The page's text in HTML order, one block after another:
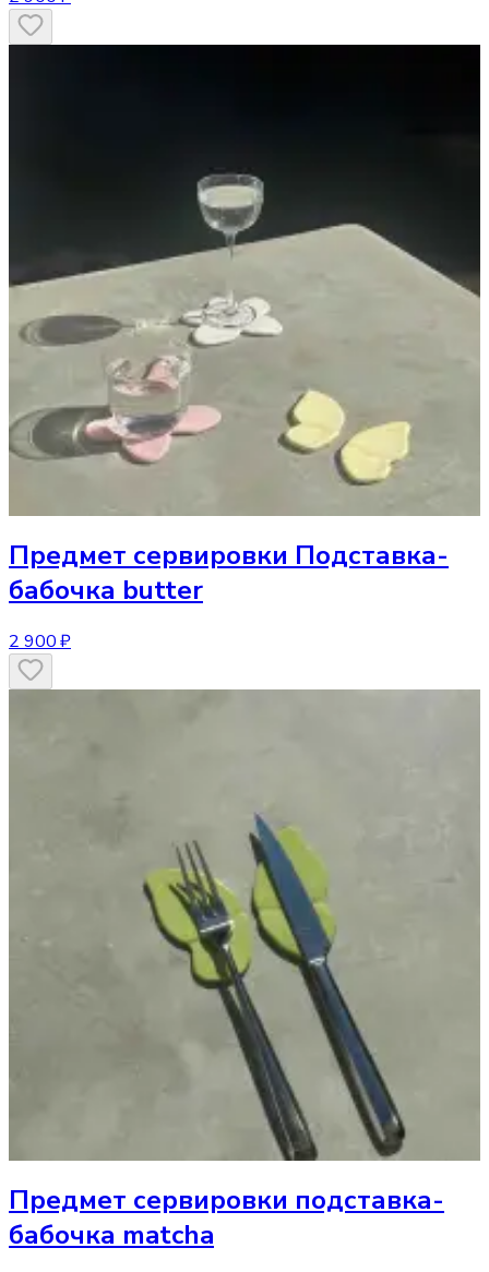
Предмет сервировки Подставка-
бабочка butter
2 900 ₽
Предмет сервировки подставка-
бабочка matcha